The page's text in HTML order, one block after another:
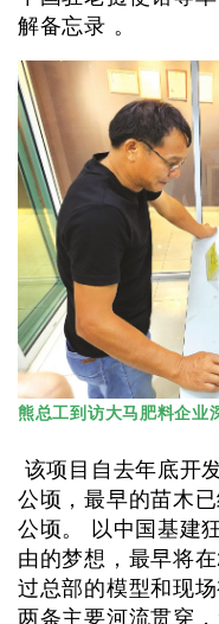
解备忘录 。
熊总工到访大马肥料企业
该项目自去年底开
公顷，最早的苗木
公顷。 以中国基建
由的梦想，最早将
过总部的模型和现
两条主要河流贯穿